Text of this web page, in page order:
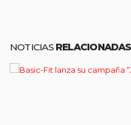
NOTICIAS RELACIONADAS